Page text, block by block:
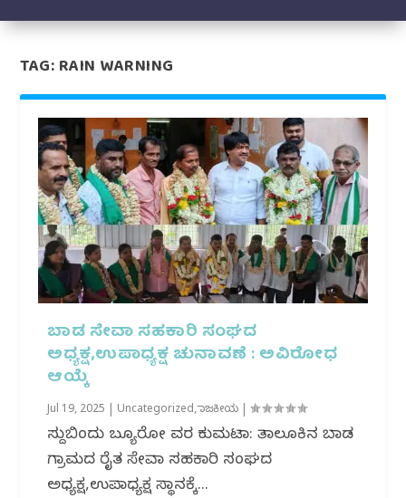
TAG:RAIN WARNING
ಬಾಡ ಸೇವಾ ಸಹಕಾರಿ ಸಂಘದ
ಅಧ್ಯಕ್ಷ,ಉಪಾಧ್ಯಕ್ಷ ಚುನಾವಣೆ : ಅವಿರೋಧ
ಆಯ್ಕೆ
Jul 19, 2025 Uncategorized,ರಾಜಕೀಯ |
ಸುದ್ದಿಬಿಂದು ಬ್ಯೂರೋ ವರದಿ ಕುಮಟಾ: ತಾಲೂಕಿನ ಬಾಡ
ಗ್ರಾಮದ ರೈತ ಸೇವಾ ಸಹಕಾರಿ ಸಂಘದ
ಅಧ್ಯಕ್ಷ,ಉಪಾಧ್ಯಕ್ಷ ಸ್ಥಾನಕ್ಕೆ...